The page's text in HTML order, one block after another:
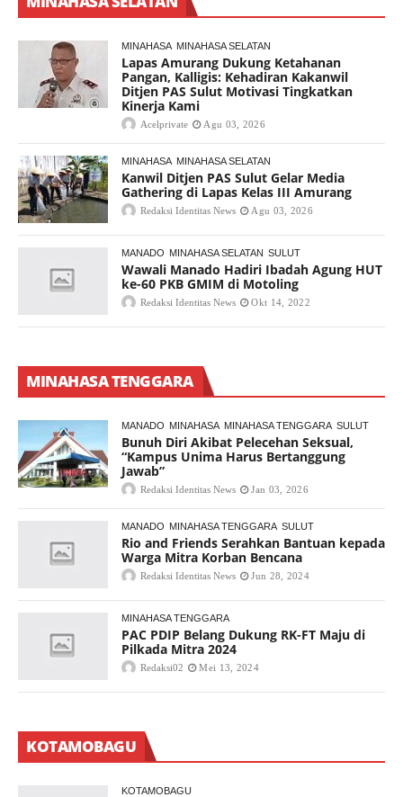
MINAHASA MINAHASA SELATAN
Lapas Amurang Dukung Ketahanan
Pangan, Kalligis: Kehadiran Kakanwil
Ditjen PAS Sulut Motivasi Tingkatkan
Kinerja Kami
Acelprivate Agu 03, 2026
MINAHASA MINAHASA SELATAN
Kanwil Ditjen PAS Sulut Gelar Media
Gathering di Lapas Kelas III Amurang
Redaksi Identitas News Agu 03, 2026
MANADO MINAHASA SELATAN SULUT
Wawali Manado Hadiri Ibadah Agung HUT
ke-60 PKB GMIM di Motoling
Redaksi Identitas News Okt 14, 2022
MINAHASA TENGGARA
MANADO MINAHASA MINAHASA TENGGARA SULUT
Bunuh Diri Akibat Pelecehan Seksual,
“Kampus Unima Harus Bertanggung
Jawab”
Redaksi Identitas News Jan 03, 2026
MANADO MINAHASA TENGGARA SULUT
Rio and Friends Serahkan Bantuan kepada
Warga Mitra Korban Bencana
Redaksi Identitas News Jun 28, 2024
MINAHASA TENGGARA
PAC PDIP Belang Dukung RK-FT Maju di
Pilkada Mitra 2024
Redaksi02 Mei 13, 2024
KOTAMOBAGU
KOTAMOBAGU